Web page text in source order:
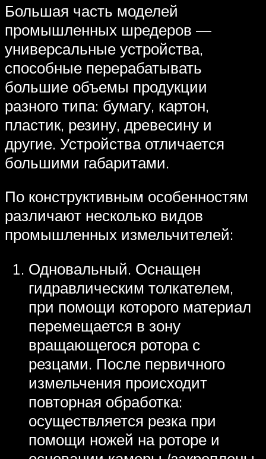
Большая часть моделей
промышленных шредеров —
универсальные устройства,
способные перерабатывать
большие объемы продукции
разного типа: бумагу, картон,
пластик, резину, древесину и
другие. Устройства отличается
большими габаритами.
По конструктивным особенностям
различают несколько видов
промышленных измельчителей:
Одновальный. Оснащен
гидравлическим толкателем,
при помощи которого материал
перемещается в зону
вращающегося ротора с
резцами. После первичного
измельчения происходит
повторная обработка:
осуществляется резка при
помощи ножей на роторе и